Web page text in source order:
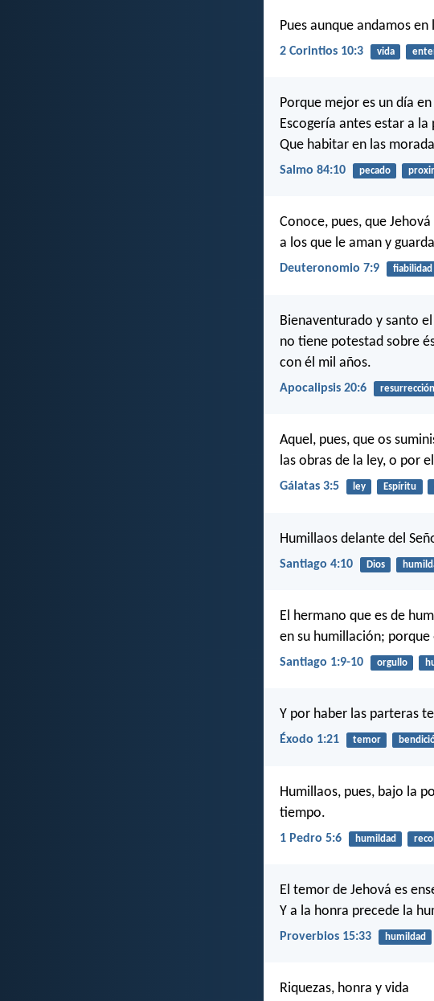
Pues aunque andamos
2 Corintios 10:3 vida
Porque mejor es un día
Escogería antes estar a
Que habitar en las
Salmo 84:10 pecado
Conoce, pues, que
a los que le aman y
Deuteronomio 7:9 fiabilidad
Bienaventurado y santo
no tiene potestad sobre
con él mil años.
Apocalipsis 20:6 resurrección
Aquel, pues, que os
las obras de la ley, o por
Gálatas 3:5 ley Espíritu
Humillaos delante del
Santiago 4:10 Dios
El hermano que es de
en su humillación;
Santiago 1:9-10 orgullo
Y por haber las parteras
Éxodo 1:21 temor
Humillaos, pues, bajo la
tiempo.
1 Pedro 5:6 humildad
El temor de Jehová es
Y a la honra precede la
Proverbios 15:33 humildad
Riquezas, honra y vida